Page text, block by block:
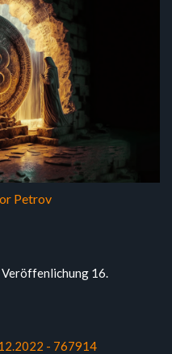
Petrov
Veröffenlichung 16.
- 767914